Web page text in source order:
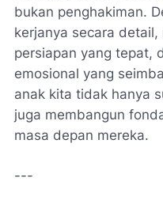
bukan penghakiman.
kerjanya secara
persiapan yang tepat,
emosional yang
anak kita tidak hanya
juga membangun
masa depan mereka.
---